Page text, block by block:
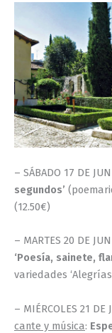
– SÁBADO 17 DE
segundos’
(12.50€)
– MARTES 20 DE
‘Poesía, sainete,
variedades
– MIÉRCOLES 21 DE
cante y música: